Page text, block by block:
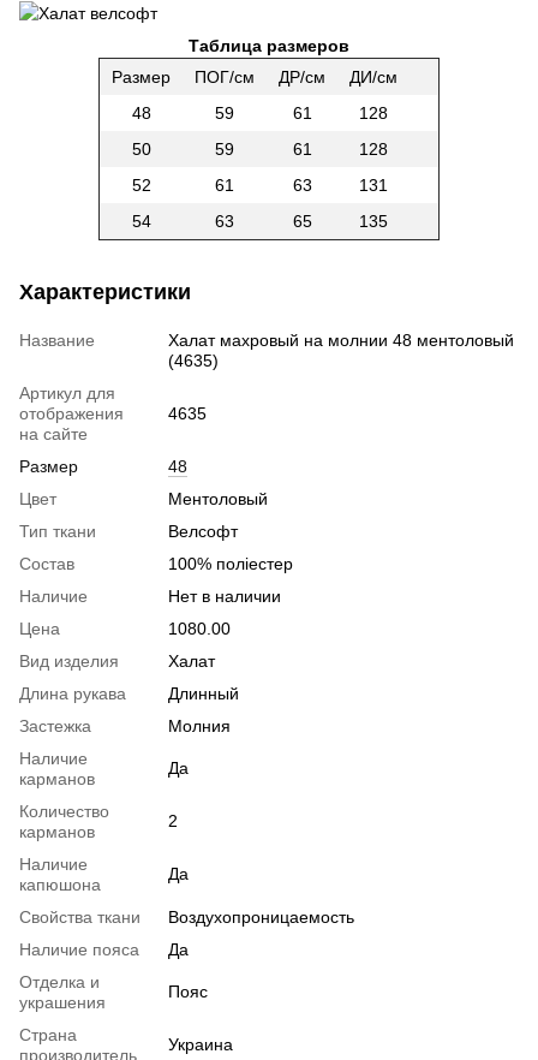
Таблица размеров
Размер
ПОГ/см ДР/см
ДИ/см
48
59 61
128
50
59 61
128
52
61 63
131
54
63 65 135
Характеристики
Название
Халат махровый на молнии 48 ментоловый
(4635)
Артикул для
отображения
на сайте
4635
Размер
48
Цвет
Ментоловый
Тип ткани
Велсофт
Состав
100% поліестер
Наличие
Нет в наличии
Цена
1080.00
Вид изделия
Халат
Длина рукава
Длинный
Застежка
Молния
Наличие
карманов
Да
Количество
карманов
2
Наличие
капюшона
Да
Свойства ткани
Воздухопроницаемость
Наличие пояса
Да
Отделка и
украшения
Пояс
Страна
производитель
Украина